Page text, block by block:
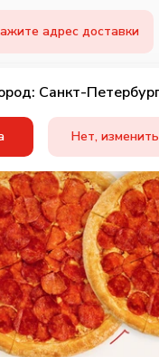
адрес доставки
Санкт-
Нет, изменить